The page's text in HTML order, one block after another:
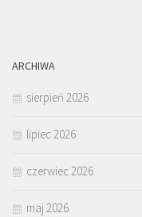
ARCHIWA
sierpień 2026
lipiec 2026
czerwiec 2026
maj 2026